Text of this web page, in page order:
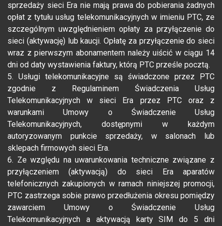
sprzedaży sieci Era nie mają prawa do pobierania żadnych
opłat z tytułu usług telekomunikacyjnych w imieniu PTC, ze
szczególnym uwzględnieniem opłaty za przyłączenie do
sieci (aktywację) lub kaucji. Opłatę za przyłączenie do sieci
wraz z pierwszym abonamentem należy uiścić w ciągu 14
dni od daty wystawienia faktury, którą PTC prześle pocztą.
5. Usługi telekomunikacyjne są świadczone przez PTC
zgodnie z Regulaminem Świadczenia Usług
Telekomunikacyjnych w sieci Era przez PTC oraz z
warunkami Umowy o Świadczenie Usług
Telekomunikacyjnych, dostępnymi w każdym
autoryzowanym punkcie sprzedaży, w salonach lub
sklepach firmowych sieci Era.
6. Ze względu na uwarunkowania techniczne związane z
przyłączeniem (aktywacją) do sieci Era aparatów
telefonicznych zakupionych w ramach niniejszej promocji,
PTC zastrzega sobie prawo przedłużenia okresu pomiędzy
zawarciem Umowy o Świadczenie Usług
Telekomunikacyjnych a aktywacją karty SIM do 5 dni